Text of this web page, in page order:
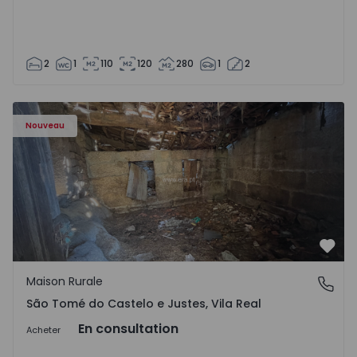
2 1 110 120 280 1 2
Nouveau
Maison Vila Real, São Tomé do Castelo e Justes -
São Tomé do Castelo e Justes, Vila Real
Maison Rurale
São Tomé do Castelo e Justes, Vila Real
Acheter En consultation